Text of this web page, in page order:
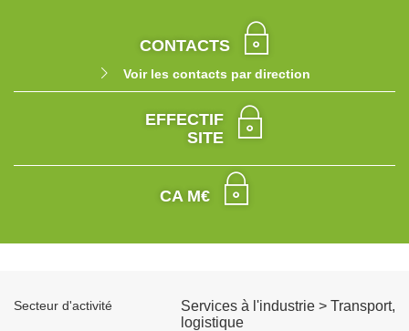
CONTACTS
Voir les contacts par direction
EFFECTIF
SITE
CA M€
Secteur d'activité
Services à l'industrie > Transport,
logistique